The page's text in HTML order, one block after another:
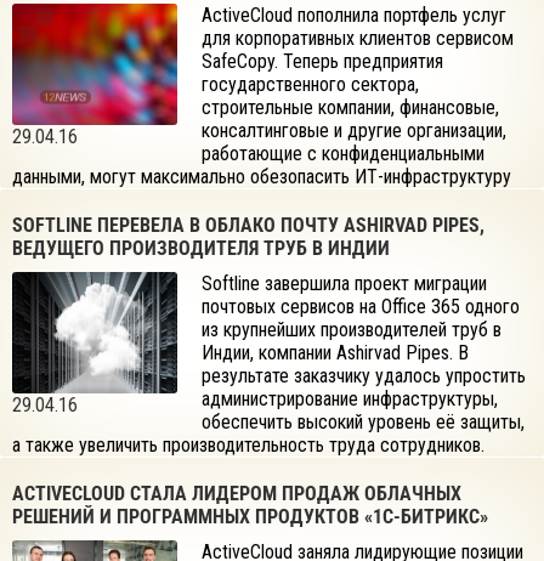
29.04.16
ActiveCloud пополнила портфель услуг
для корпоративных клиентов сервисом
SafeCopy. Теперь предприятия
государственного сектора,
строительные компании, финансовые,
консалтинговые и другие организации,
работающие с конфиденциальными
данными, могут максимально обезопасить ИТ-инфраструктуру
SOFTLINE ПЕРЕВЕЛА В ОБЛАКО ПОЧТУ ASHIRVAD PIPES,
ВЕДУЩЕГО ПРОИЗВОДИТЕЛЯ ТРУБ В ИНДИИ
29.04.16
Softline завершила проект миграции
почтовых сервисов на Office 365 одного
из крупнейших производителей труб в
Индии, компании Ashirvad Pipes. В
результате заказчику удалось упростить
администрирование инфраструктуры,
обеспечить высокий уровень её защиты,
а также увеличить производительность труда сотрудников.
ACTIVECLOUD СТАЛА ЛИДЕРОМ ПРОДАЖ ОБЛАЧНЫХ
РЕШЕНИЙ И ПРОГРАММНЫХ ПРОДУКТОВ «1С-БИТРИКС»
ActiveCloud заняла лидирующие позиции